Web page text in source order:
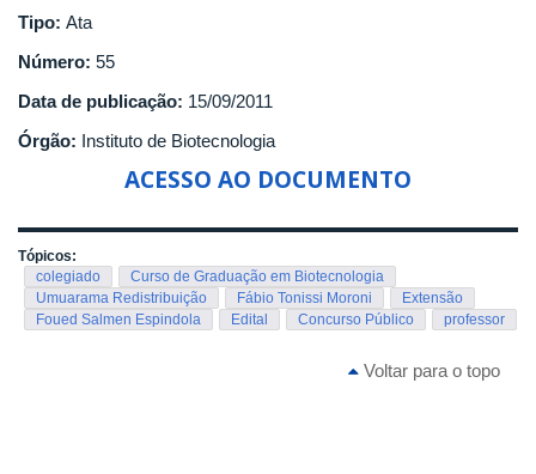
Tipo: Ata
Número: 55
Data de publicação: 15/09/2011
Órgão: Instituto de Biotecnologia
ACESSO AO DOCUMENTO
Tópicos:
colegiado
Curso de Graduação em Biotecnologia
Umuarama Redistribuição
Fábio Tonissi Moroni
Extensão
Foued Salmen Espindola
Edital Concurso Público professor
Voltar para o topo